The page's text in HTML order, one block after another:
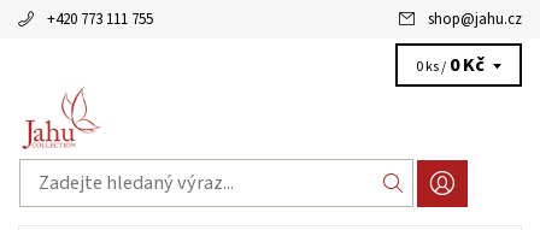
+420 773 111 755 shop@jahu.cz
0 ks / 0 Kč